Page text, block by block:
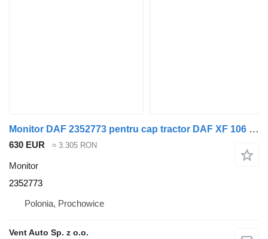
Monitor DAF 2352773 pentru cap tractor DAF XF 106 G2 / XG
630 EUR ≈ 3.305 RON
Monitor
2352773
Polonia, Prochowice
Vent Auto Sp. z o.o.